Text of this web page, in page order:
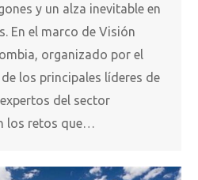
y un alza inevitable en
En el marco de Visión
organizado por el
los principales líderes de
del sector
los retos que…